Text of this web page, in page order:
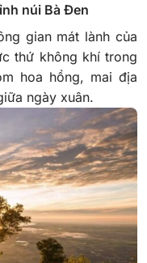
núi Bà Đen
gian mát lành của
thứ không khí trong
hoa hồng, mai địa
ngày xuân.